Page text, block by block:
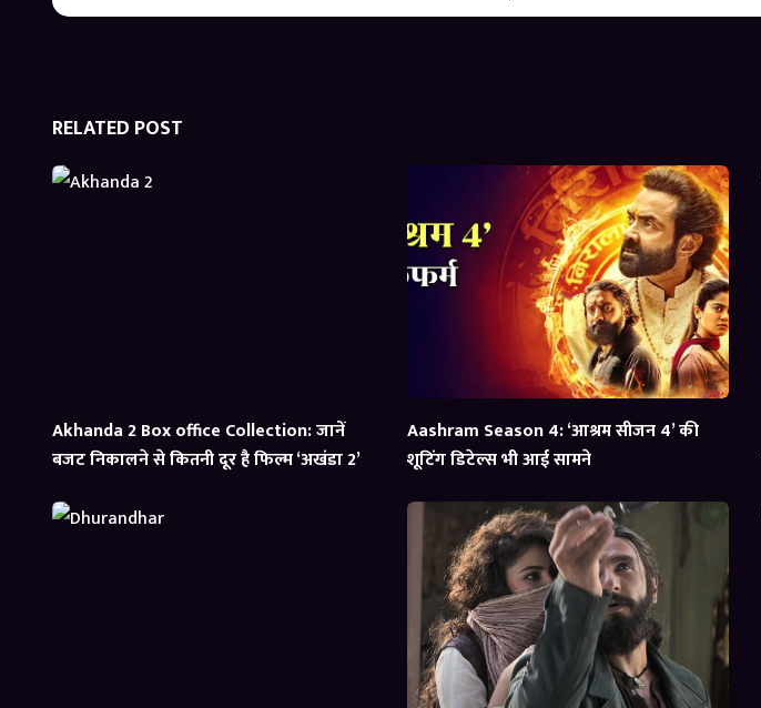
RELATED POST
Akhanda 2 Box office Collection: जानें
बजट निकालने से कितनी दूर है फिल्म ‘अखंडा 2’
Aashram Season 4: ‘आश्रम सीजन 4’ की
शूटिंग डिटेल्स भी आई सामने